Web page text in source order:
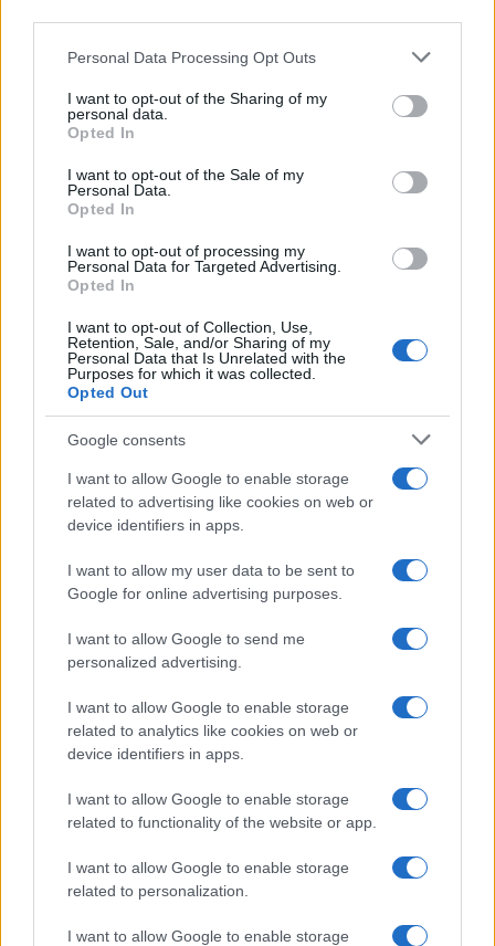
This information may also be disclosed by us to third parties
disclose it to other third parties.
Please note that this website/app uses one or more Google
services and may gather and store information including but
not limited to your visit or usage behaviour. You may click to
grant or deny consent to Google and its third-party tags to
consent section.
Personal Data Processing Opt Outs
I want to opt-out of the Sharing of my
personal data.
Opted In
I want to opt-out of the Sale of my
Personal Data.
Opted In
I want to opt-out of processing my
Personal Data for Targeted Advertising.
Opted In
I want to opt-out of Collection, Use,
Retention, Sale, and/or Sharing of my
Personal Data that Is Unrelated with the
Purposes for which it was collected.
Opted Out
Google consents
I want to allow Google to enable storage
related to advertising like cookies on web or
device identifiers in apps.
I want to allow my user data to be sent to
Google for online advertising purposes.
I want to allow Google to send me
personalized advertising.
I want to allow Google to enable storage
related to analytics like cookies on web or
device identifiers in apps.
I want to allow Google to enable storage
related to functionality of the website or app.
I want to allow Google to enable storage
related to personalization.
I want to allow Google to enable storage